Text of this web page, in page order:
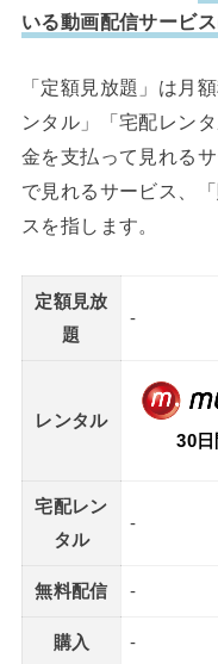
いる動画配信サービ
「定額見放題」は月
ンタル」「宅配レン
金を支払って見れる
で見れるサービス、
スを指します。
定額見放
題
-
レンタル
30
宅配レン
タル
-
無料配信 -
購入 -